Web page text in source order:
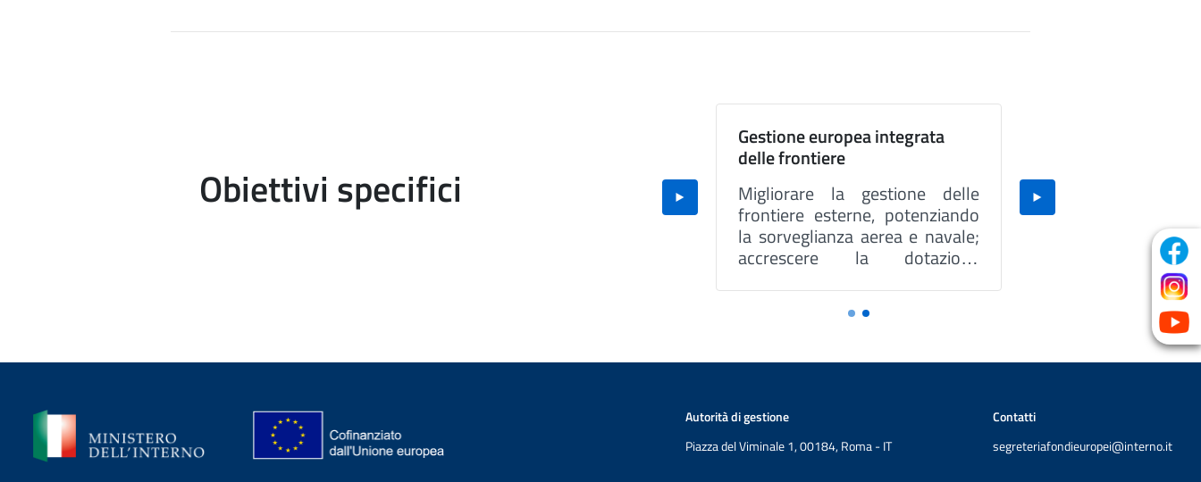
Obiettivi specifici
Gestione europea integrata
delle frontiere
Migliorare la gestione delle
frontiere esterne, potenziando
la sorveglianza aerea e navale;
accrescere la dotazione
personale presso gli Uffici di
frontiera; assicurare
Informativi dell’UE per una
risultati tra le diverse Autorità.
Immagine Immagine
Autorità di gestione
Piazza del Viminale 1, 00184, Roma - IT
Contatti
segreteriafondieuropei@interno.it